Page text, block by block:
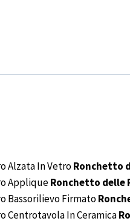
Alzata In VetroRonchetto
AppliqueRonchetto delle
Bassorilievo Firmato
Centrotavola In Ceramica